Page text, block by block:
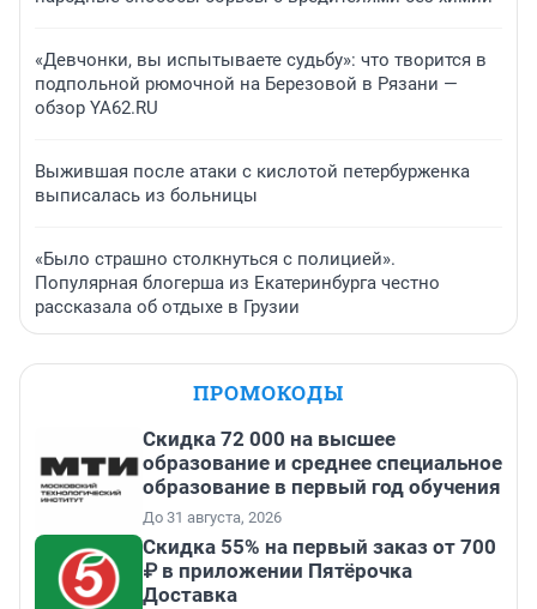
«Девчонки, вы испытываете судьбу»: что творится в
подпольной рюмочной на Березовой в Рязани —
обзор YA62.RU
Выжившая после атаки с кислотой петербурженка
выписалась из больницы
«Было страшно столкнуться с полицией».
Популярная блогерша из Екатеринбурга честно
рассказала об отдыхе в Грузии
ПРОМОКОДЫ
Скидка 72 000 на высшее
образование и среднее специальное
образование в первый год обучения
До 31 августа, 2026
Скидка 55% на первый заказ от 700
₽ в приложении Пятёрочка
Доставка